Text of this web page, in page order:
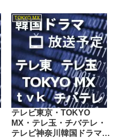
TOKYO MX
テレビ東京・TOKYO
MX・テレ玉・チバテレ・
テレビ神奈川韓国ドラマ週